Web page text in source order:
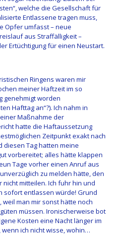
welche die Gesellschaft für
Entlassene tragen muss,
Opfer umfasst – neue
aus Straffälligkeit –
Ertüchtigung für einen Neustart.
Ringens waren mir
meiner Haftzeit im so
genehmigt worden
Hafttag an“?). Ich nahm in
Maßnahme der
hatte die Haftaussetzung
Zeitpunkt exakt nach
diesen Tag hatten meine
vorbereitet; alles hätte klappen
Tage vorher einen Anruf aus
zu melden hätte, den
mitteilen. Ich fuhr hin und
sofort entlassen würde! Grund
man mir sonst hätte noch
müssen. Ironischerweise bot
Kosten eine Nacht länger im
ich nicht wisse, wohin…